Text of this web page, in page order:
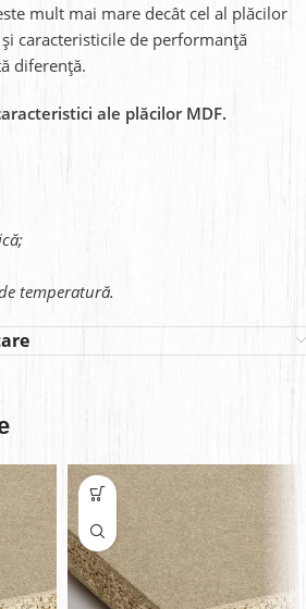
mult mai mare decât cel al plăcilor
caracteristicile de performanță
diferență.
ale plăcilor MDF.
temperatură.